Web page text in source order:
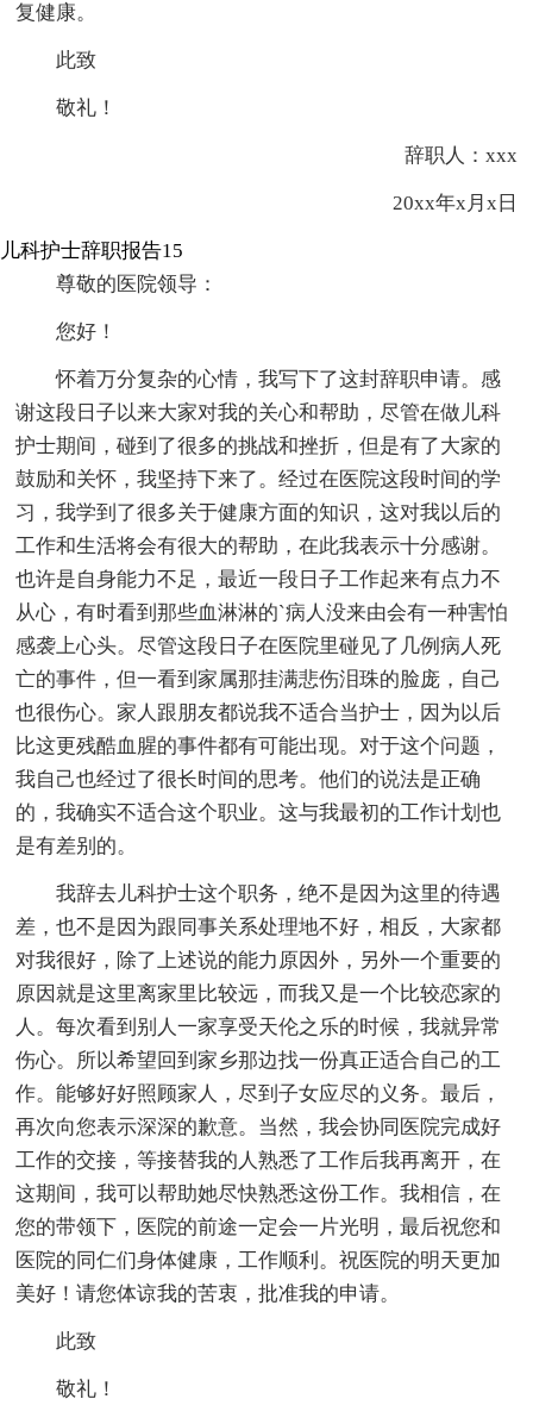
复健康。
此致
敬礼！
辞职人：xxx
20xx年x月x日
儿科护士辞职报告15
尊敬的医院领导：
您好！
怀着万分复杂的心情，我写下了这封辞职申请。感
谢这段日子以来大家对我的关心和帮助，尽管在做儿科
护士期间，碰到了很多的挑战和挫折，但是有了大家的
鼓励和关怀，我坚持下来了。经过在医院这段时间的学
习，我学到了很多关于健康方面的知识，这对我以后的
工作和生活将会有很大的帮助，在此我表示十分感谢。
也许是自身能力不足，最近一段日子工作起来有点力不
从心，有时看到那些血淋淋的`病人没来由会有一种害怕
感袭上心头。尽管这段日子在医院里碰见了几例病人死
亡的事件，但一看到家属那挂满悲伤泪珠的脸庞，自己
也很伤心。家人跟朋友都说我不适合当护士，因为以后
比这更残酷血腥的事件都有可能出现。对于这个问题，
我自己也经过了很长时间的思考。他们的说法是正确
的，我确实不适合这个职业。这与我最初的工作计划也
是有差别的。
我辞去儿科护士这个职务，绝不是因为这里的待遇
差，也不是因为跟同事关系处理地不好，相反，大家都
对我很好，除了上述说的能力原因外，另外一个重要的
原因就是这里离家里比较远，而我又是一个比较恋家的
人。每次看到别人一家享受天伦之乐的时候，我就异常
伤心。所以希望回到家乡那边找一份真正适合自己的工
作。能够好好照顾家人，尽到子女应尽的义务。最后，
再次向您表示深深的歉意。当然，我会协同医院完成好
工作的交接，等接替我的人熟悉了工作后我再离开，在
这期间，我可以帮助她尽快熟悉这份工作。我相信，在
您的带领下，医院的前途一定会一片光明，最后祝您和
医院的同仁们身体健康，工作顺利。祝医院的明天更加
美好！请您体谅我的苦衷，批准我的申请。
此致
敬礼！